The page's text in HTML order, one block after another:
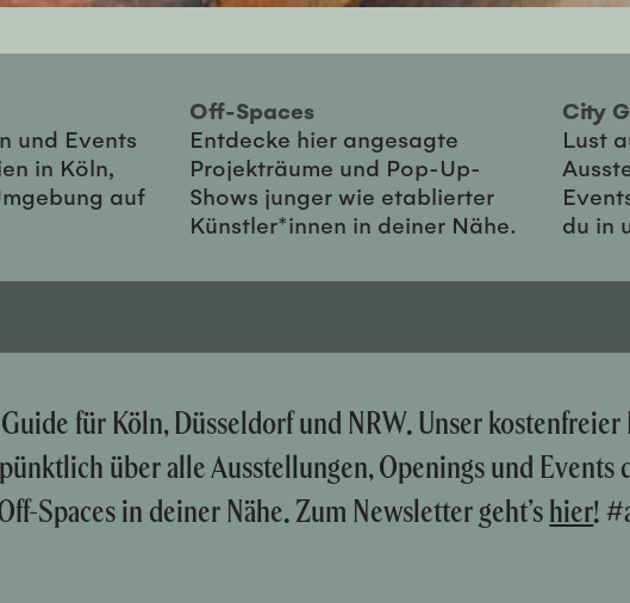
und Events
in Köln,
auf
Off-Spaces
Entdecke hier angesagte
Projekträume und Pop-Up-
Shows junger wie etablierter
Künstler*innen in deiner Nähe.
City
Lust
du in
für Köln, Düsseldorf und NRW. Unser
über alle Ausstellungen, Openings und Events
Spaces in deiner Nähe. Zum Newsletter geht’shier!